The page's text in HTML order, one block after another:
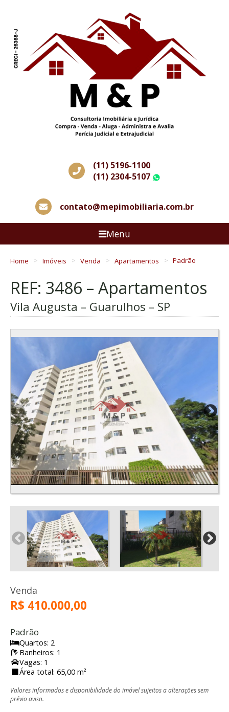
(11) 5196-1100
(11) 2304-5107
contato@mepimobiliaria.com.br
Menu
Home Imóveis Venda Apartamentos Padrão
REF: 3486 – Apartamentos
Vila Augusta – Guarulhos – SP
Venda
R$ 410.000,00
Padrão
Quartos: 2
Banheiros: 1
Vagas: 1
Área total: 65,00 m²
Valores informados e disponibilidade do imóvel sujeitos a alterações sem
prévio aviso.